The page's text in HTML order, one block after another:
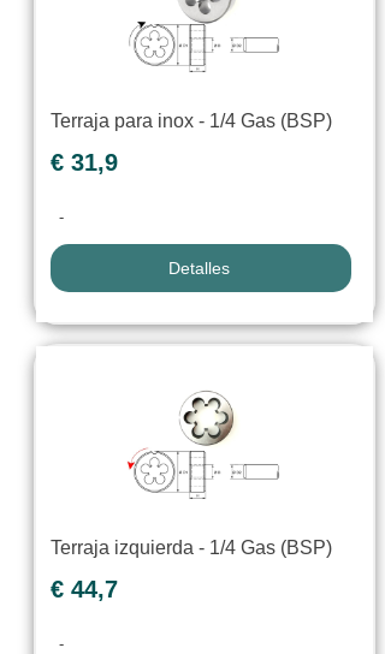
Terraja para inox - 1/4 Gas (BSP)
€ 31,9
-
Detalles
Terraja izquierda - 1/4 Gas (BSP)
€ 44,7
-